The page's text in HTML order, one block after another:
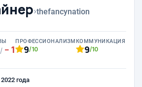
›thefancynation
/ 1
ПРОФЕССИОНАЛИЗМ
9/10
КОММУНИКАЦИЯ
9/10
2022 года